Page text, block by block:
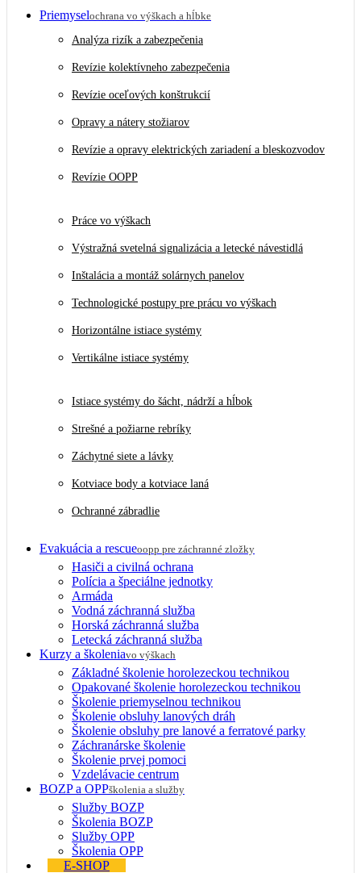
Priemyselochrana vo výškach a hĺbke
Analýza rizík a zabezpečenia
Revízie kolektívneho zabezpečenia
Revízie oceľových konštrukcií
Opravy a nátery stožiarov
Revízie a opravy elektrických zariadení a bleskozvodov
Revízie OOPP
Práce vo výškach
Výstražná svetelná signalizácia a letecké návestidlá
Inštalácia a montáž solárnych panelov
Technologické postupy pre prácu vo výškach
Horizontálne istiace systémy
Vertikálne istiace systémy
Istiace systémy do šácht, nádrží a hĺbok
Strešné a požiarne rebríky
Záchytné siete a lávky
Kotviace body a kotviace laná
Ochranné zábradlie
Evakuácia a rescueoopp pre záchranné zložky
Hasiči a civilná ochrana
Polícia a špeciálne jednotky
Armáda
Vodná záchranná služba
Horská záchranná služba
Letecká záchranná služba
Kurzy a školeniavo výškach
Základné školenie horolezeckou technikou
Opakované školenie horolezeckou technikou
Školenie priemyselnou technikou
Školenie obsluhy lanových dráh
Školenie obsluhy pre lanové a ferratové parky
Záchranárske školenie
Školenie prvej pomoci
Vzdelávacie centrum
BOZP a OPPškolenia a služby
Služby BOZP
Školenia BOZP
Služby OPP
Školenia OPP
E-SHOP